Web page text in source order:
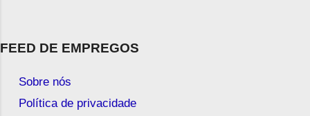
FEED DE EMPREGOS
Sobre nós
Política de privacidade